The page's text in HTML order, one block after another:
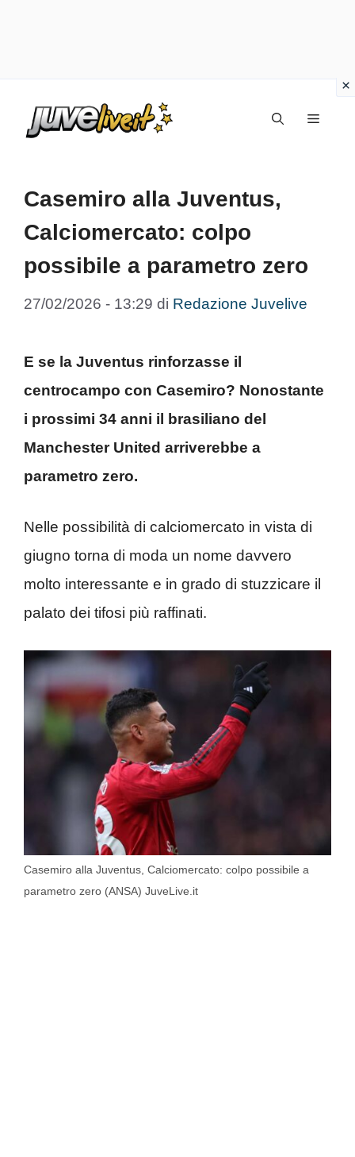
Menu
Casemiro alla Juventus,
Calciomercato: colpo
possibile a parametro zero
27/02/2026 - 13:29 di Redazione Juvelive
E se la Juventus rinforzasse il
centrocampo con Casemiro? Nonostante
i prossimi 34 anni il brasiliano del
Manchester United arriverebbe a
parametro zero.
Nelle possibilità di calciomercato in vista di
giugno torna di moda un nome davvero
molto interessante e in grado di stuzzicare il
palato dei tifosi più raffinati.
Casemiro alla Juventus, Calciomercato: colpo possibile a
parametro zero (ANSA) JuveLive.it